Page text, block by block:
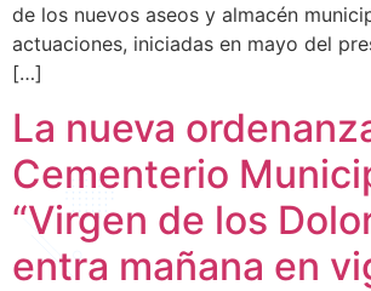
de los nuevos aseos y almacén
actuaciones, iniciadas en mayo del
[…]
La nueva
Cementerio
“Virgen de los
entra mañana en